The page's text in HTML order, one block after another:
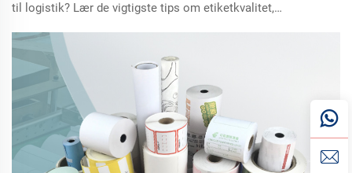
til logistik? Lær de vigtigste tips om etiketkvalitet,
effektivitet og undgå almindelige problemer som fejl ved
scanning og løsrevning.